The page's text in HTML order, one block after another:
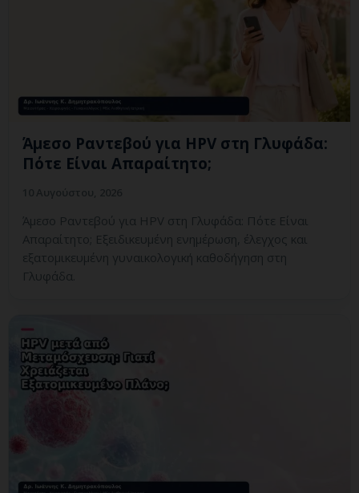
Άμεσο Ραντεβού για HPV στη Γλυφάδα:
Πότε Είναι Απαραίτητο;
Άμεσο Ραντεβού για HPV στη Γλυφάδα: Πότε Είναι
Απαραίτητο; Εξειδικευμένη ενημέρωση, έλεγχος και
εξατομικευμένη γυναικολογική καθοδήγηση στη
Γλυφάδα.